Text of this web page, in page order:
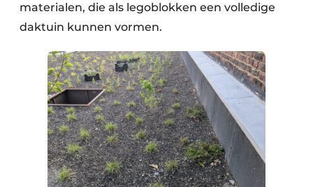
materialen, die als legoblokken een volledige
daktuin kunnen vormen.